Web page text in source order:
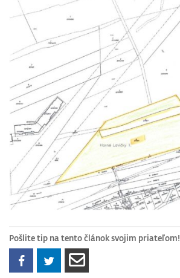
Pošlite tip na tento článok svojim priateľom!